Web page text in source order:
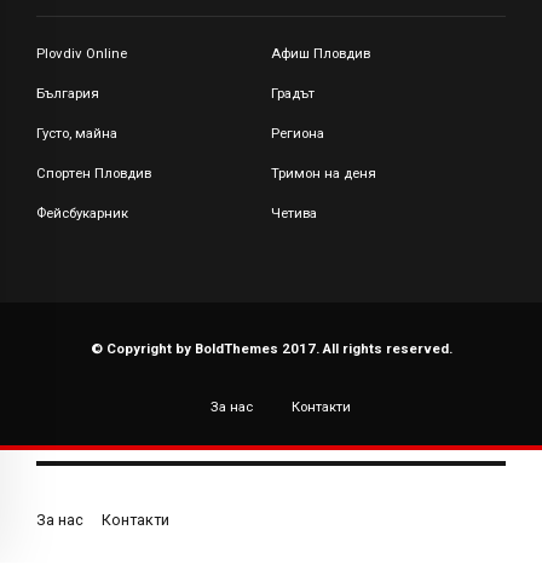
Plovdiv Online Афиш Пловдив
България Градът
Густо, майна Региона
Спортен Пловдив Тримон на деня
Фейсбукарник Четива
© Copyright by BoldThemes 2017. All rights reserved.
За нас Контакти
За нас Контакти